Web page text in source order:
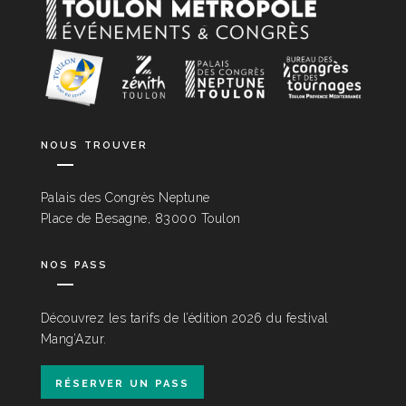
nous trouver
Palais des Congrès Neptune
Place de Besagne, 83000 Toulon
nos pass
Découvrez les tarifs de l’édition 2026 du festival
Mang’Azur.
réserver un pass